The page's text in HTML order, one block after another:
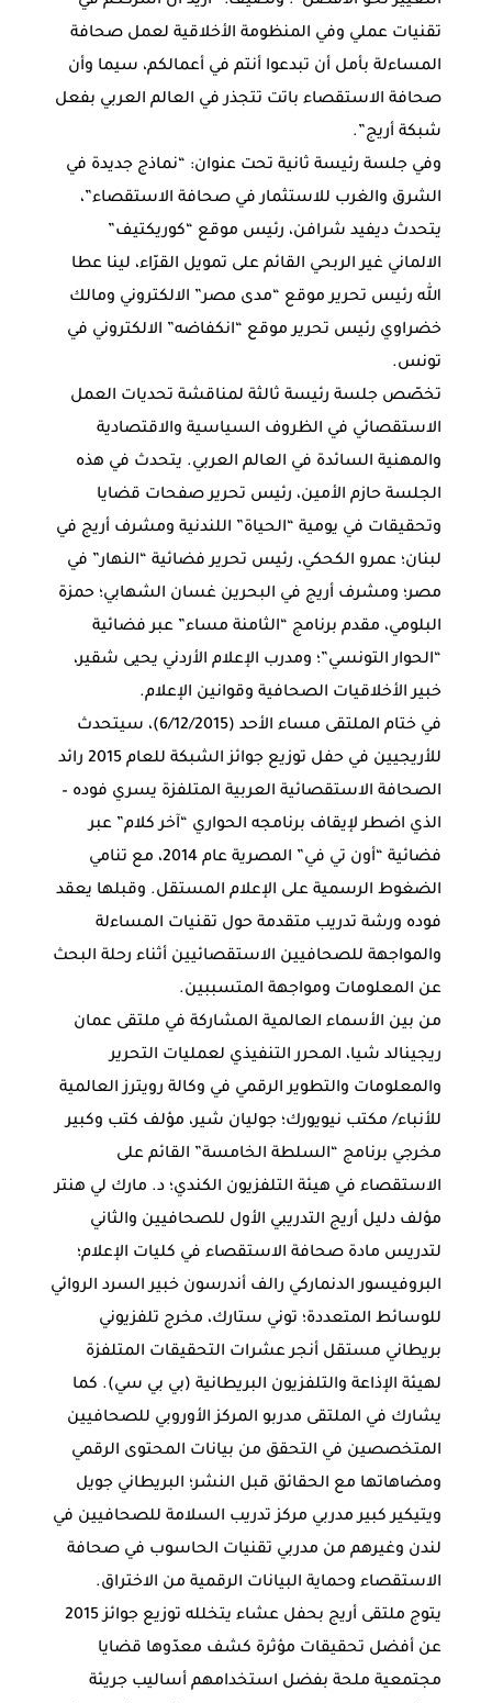
تقنيات عملي وفي المنظومة الأخلاقية لعمل صحافة
المساءلة بأمل أن تبدعوا أنتم في أعمالكم، سيما وأن
صحافة الاستقصاء باتت تتجذر في العالم العربي بفعل
شبكة أريج”.
وفي جلسة رئيسة ثانية تحت عنوان: “نماذج جديدة في
الشرق والغرب للاستثمار في صحافة الاستقصاء”،
يتحدث ديفيد شرافن، رئيس موقع “كوريكتيف”
الالماني غير الربحي القائم على تمويل القرّاء، لينا عطا
الله رئيس تحرير موقع “مدى مصر” الالكتروني ومالك
خضراوي رئيس تحرير موقع “انكفاضه” الالكتروني في
تونس.
تخصّص جلسة رئيسة ثالثة لمناقشة تحديات العمل
الاستقصائي في الظروف السياسية والاقتصادية
والمهنية السائدة في العالم العربي. يتحدث في هذه
الجلسة حازم الأمين، رئيس تحرير صفحات قضايا
وتحقيقات في يومية “الحياة” اللندنية ومشرف أريج في
لبنان؛ عمرو الكحكي، رئيس تحرير فضائية “النهار” في
مصر؛ ومشرف أريج في البحرين غسان الشهابي؛ حمزة
البلومي، مقدم برنامج “الثامنة مساء” عبر فضائية
“الحوار التونسي”؛ ومدرب الإعلام الأردني يحيى شقير،
خبير الأخلاقيات الصحافية وقوانين الإعلام.
في ختام الملتقى مساء الأحد (6/12/2015)، سيتحدث
للأريجيين في حفل توزيع جوائز الشبكة للعام 2015 رائد
الصحافة الاستقصائية العربية المتلفزة يسري فوده –
الذي اضطر لإيقاف برنامجه الحواري “آخر كلام” عبر
فضائية “أون تي في” المصرية عام 2014، مع تنامي
الضغوط الرسمية على الإعلام المستقل. وقبلها يعقد
فوده ورشة تدريب متقدمة حول تقنيات المساءلة
والمواجهة للصحافيين الاستقصائيين أثناء رحلة البحث
عن المعلومات ومواجهة المتسببين.
من بين الأسماء العالمية المشاركة في ملتقى عمان
ريجينالد شيا، المحرر التنفيذي لعمليات التحرير
والمعلومات والتطوير الرقمي في وكالة رويترز العالمية
للأنباء/ مكتب نيويورك؛ جوليان شير، مؤلف كتب وكبير
مخرجي برنامج “السلطة الخامسة” القائم على
الاستقصاء في هيئة التلفزيون الكندي؛ د. مارك لي هنتر
مؤلف دليل أريج التدريبي الأول للصحافيين والثاني
لتدريس مادة صحافة الاستقصاء في كليات الإعلام؛
البروفيسور الدنماركي رالف أندرسون خبير السرد الروائي
للوسائط المتعددة؛ توني ستارك، مخرج تلفزيوني
بريطاني مستقل أنجر عشرات التحقيقات المتلفزة
لهيئة الإذاعة والتلفزيون البريطانية (بي بي سي). كما
يشارك في الملتقى مدربو المركز الأوروبي للصحافيين
المتخصصين في التحقق من بيانات المحتوى الرقمي
ومضاهاتها مع الحقائق قبل النشر؛ البريطاني جويل
ويتيكير كبير مدربي مركز تدريب السلامة للصحافيين في
لندن وغيرهم من مدربي تقنيات الحاسوب في صحافة
الاستقصاء وحماية البيانات الرقمية من الاختراق.
يتوج ملتقى أريج بحفل عشاء يتخلله توزيع جوائز 2015
عن أفضل تحقيقات مؤثرة كشف معدّوها قضايا
مجتمعية ملحة بفضل استخدامهم أساليب جريئة